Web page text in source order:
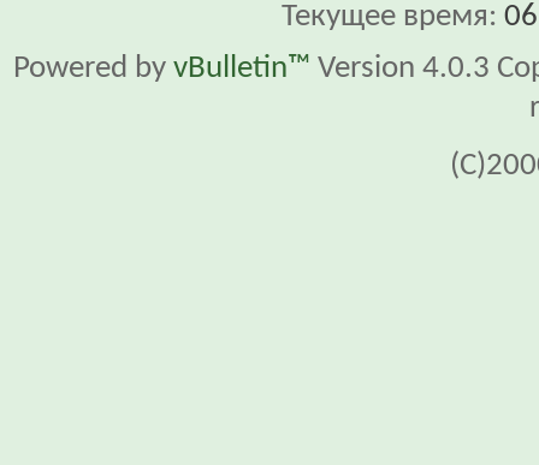
Текущее время:
Powered by vBulletin™ Version 4.0.3